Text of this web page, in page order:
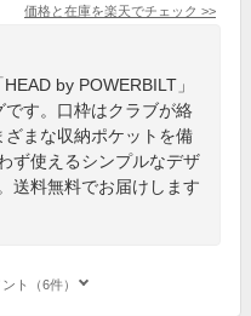
価格と在庫を楽天でチェック >>
by POWERBILT」
す。口枠はクラブが絡
まな収納ポケットを備
ず使えるシンプルなデザ
送料無料でお届けします
ト（6件）